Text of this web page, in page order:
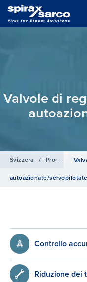
Valvole di
Svizzera / Prodotti e
autoazionate/​servopilotate
Controllo
Riduzione dei